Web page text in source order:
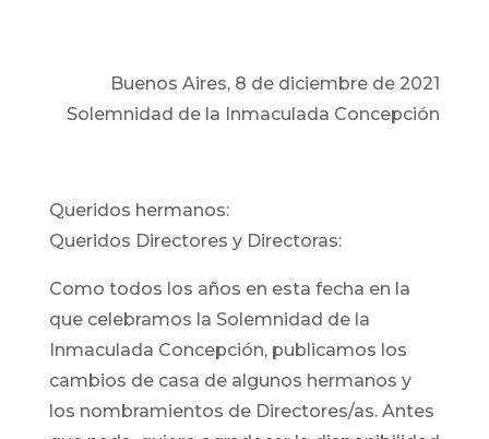
Buenos Aires, 8 de diciembre de 2021
Solemnidad de la Inmaculada Concepción
Queridos hermanos:
Queridos Directores y Directoras:
Como todos los años en esta fecha en la
que celebramos la Solemnidad de la
Inmaculada Concepción, publicamos los
cambios de casa de algunos hermanos y
los nombramientos de Directores/as. Antes